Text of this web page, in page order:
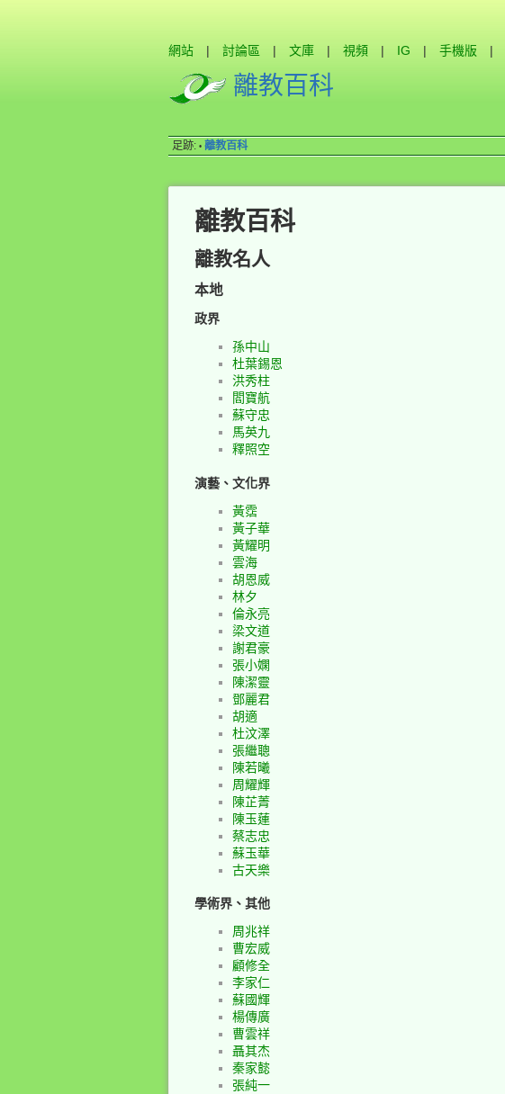
網站 | 討論區 | 文庫 | 視頻 | IG | 手機版 |
離教百科
足跡: • 離教百科
離教百科
離教名人
本地
政界
孫中山
杜葉錫恩
洪秀柱
閻寶航
蘇守忠
馬英九
釋照空
演藝、文化界
黃霑
黃子華
黃耀明
雲海
胡恩威
林夕
倫永亮
梁文道
謝君豪
張小嫻
陳潔靈
鄧麗君
胡適
杜汶澤
張繼聰
陳若曦
周耀輝
陳芷菁
陳玉蓮
蔡志忠
蘇玉華
古天樂
學術界、其他
周兆祥
曹宏威
顧修全
李家仁
蘇國輝
楊傳廣
曹雲祥
聶其杰
秦家懿
張純一